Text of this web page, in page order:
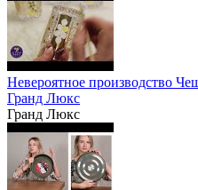
Невероятное производство
Гранд Люкс
Гранд Люкс